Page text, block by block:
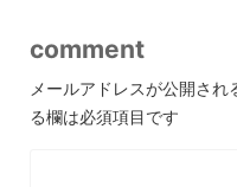
comment
メールアドレスが公開され
る欄は必須項目です